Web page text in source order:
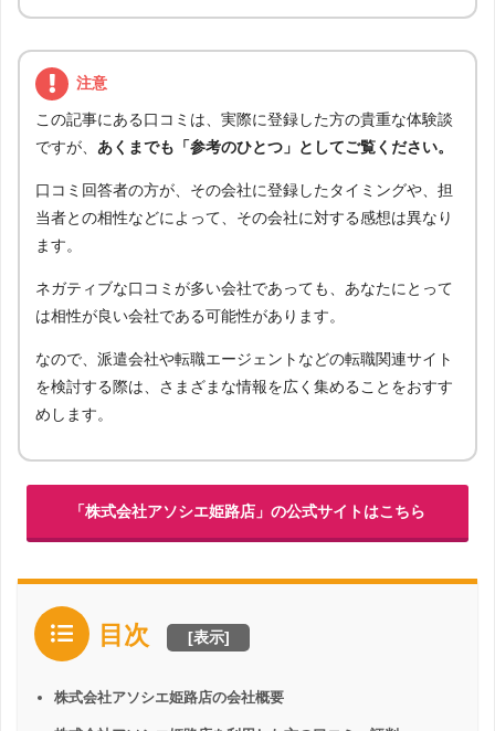
注意
この記事にある口コミは、実際に登録した方の貴重な体験談
ですが、 あくまでも「参考のひとつ」としてご覧ください。
口コミ回答者の方が、その会社に登録したタイミングや、担
当者との相性などによって、その会社に対する感想は異なり
ます。
ネガティブな口コミが多い会社であっても、あなたにとって
は相性が良い会社である可能性があります。
なので、派遣会社や転職エージェントなどの転職関連サイト
を検討する際は、さまざまな情報を広く集めることをおすす
めします。
「株式会社アソシエ姫路店」の公式サイトはこちら
目次 [表示]
株式会社アソシエ姫路店の会社概要